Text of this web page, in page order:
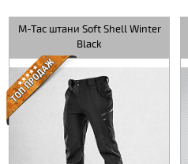
M-Tac штани Soft Shell Winter
Black